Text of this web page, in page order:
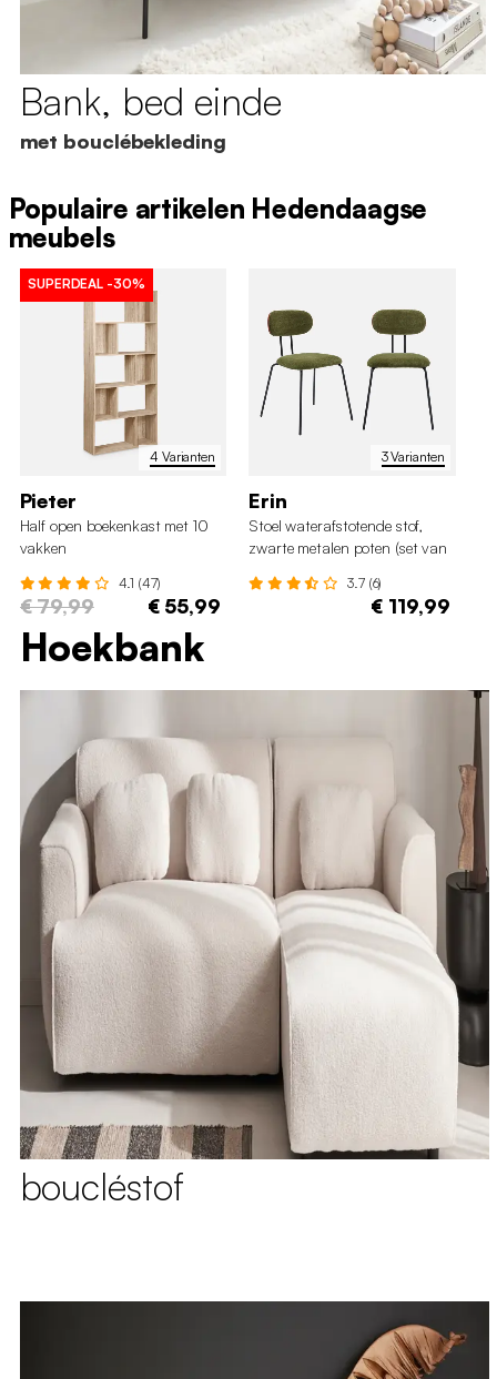
Bank, bed einde
met bouclébekleding
Populaire artikelen Hedendaagse
meubels
4 Varianten
SUPERDEAL -30%
Pieter
Half open boekenkast met 10
vakken
4.1 (47)
€ 79,99 € 55,99
3 Varianten
Erin
Stoel waterafstotende stof,
zwarte metalen poten (set van
3.7 (6)
€ 119,99
Hoekbank
boucléstof